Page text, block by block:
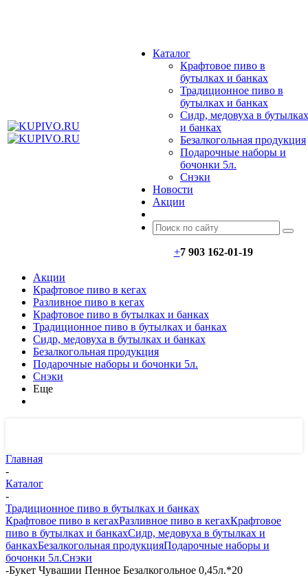
Каталог
Крафтовое пиво в
бутылках и банках
Традиционное пиво в
бутылках и банках
Сидр, медовуха в бутылках
и банках
Безалкогольная продукция
Подарочные наборы и
бочонки 5л.
Снэки
Новости
Акции
+7 903 162-01-19
Акции
Крафтовое пиво в кегах
Разливное пиво в кегах
Крафтовое пиво в бутылках и банках
Традиционное пиво в бутылках и банках
Сидр, медовуха в бутылках и банках
Безалкогольная продукция
Подарочные наборы и бочонки 5л.
Снэки
Еще
Главная
-
Каталог
-
Традиционное пиво в бутылках и банках
Крафтовое пиво в кегахРазливное пиво в кегахКрафтовое
пиво в бутылках и банкахСидр, медовуха в бутылках и
банкахБезалкогольная продукцияПодарочные наборы и
бочонки 5л.Снэки
-Букет Чувашии Пенное Безалкогольное 0,45л.*20